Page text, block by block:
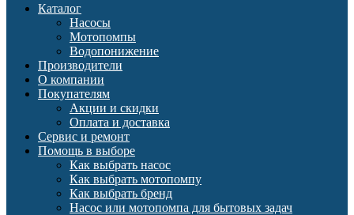
Каталог
Насосы
Мотопомпы
Водопонижение
Производители
О компании
Покупателям
Акции и скидки
Оплата и доставка
Сервис и ремонт
Помощь в выборе
Как выбрать насос
Как выбрать мотопомпу
Как выбрать бренд
Насос или мотопомпа для бытовых задач